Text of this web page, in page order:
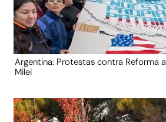
Argentina: Protestas contra Reforma
Milei